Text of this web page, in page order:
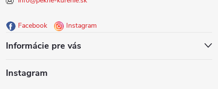
ä
Facebook Instagram
Informácie pre vás
Instagram